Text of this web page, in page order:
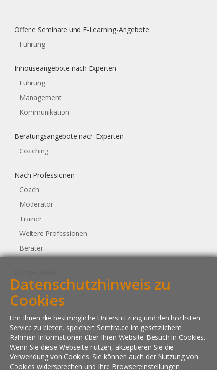
Offene Seminare und E-Learning-Angebote
Führung
Inhouseangebote nach Experten
Führung
Management
Kommunikation
Beratungsangebote nach Experten
Coaching
Nach Professionen
Coach
Moderator
Trainer
Weitere Professionen
Berater
Training
Coaching
Beratung
Supervision
Datenschutzhinweis zu
Cookies
Um Ihnen die bestmögliche Unterstützung und den höchsten
Service zu bieten, speichert Semtra.de im gesetzlichem
Rahmen Informationen über Ihren Website-Besuch in Cookies.
Wenn Sie diese Webseite nutzen, akzeptieren Sie die
Verwendung von Cookies. Sie können auch der Nutzung von
Cookies widersprechen und Ihre Browsereinstellungen